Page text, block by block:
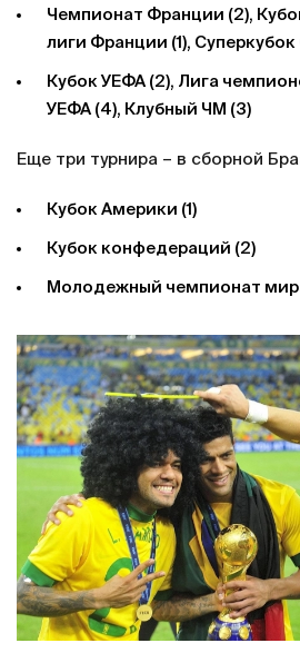
Чемпионат Франции (2),
лиги Франции (1), Суперкубок
Кубок УЕФА (2), Лига
УЕФА (4), Клубный ЧМ (3)
Еще три турнира – в сборной
Кубок Америки (1)
Кубок конфедераций (2)
Молодежный чемпионат